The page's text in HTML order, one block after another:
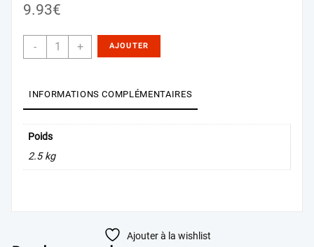
9.93€
- + AJOUTER
INFORMATIONS COMPLÉMENTAIRES
Poids
2.5 kg
Ajouter à la wishlist